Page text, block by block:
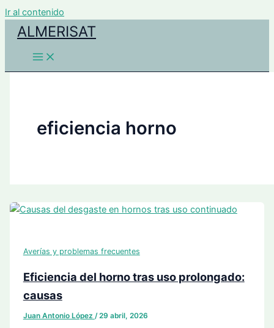
Ir al contenido
ALMERISAT
eficiencia horno
Averías y problemas frecuentes
Eficiencia del horno tras uso prolongado:
causas
Juan Antonio López /29 abril, 2026